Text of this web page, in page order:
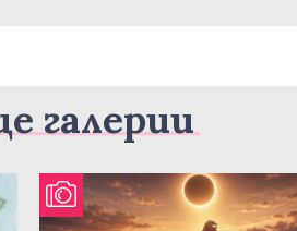
галерии